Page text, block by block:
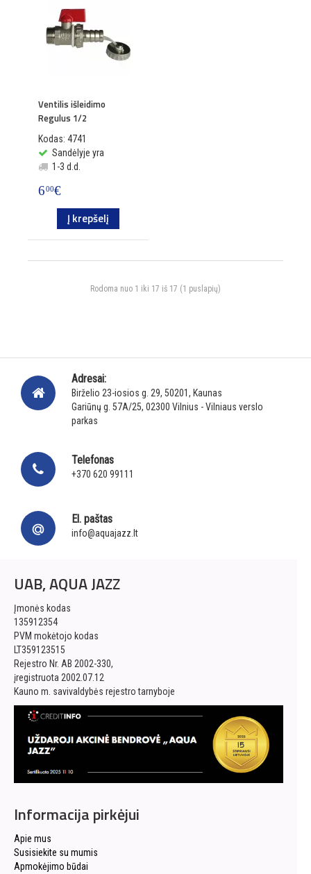
Ventilis išleidimo
Regulus 1/2
Kodas: 4741
Sandėlyje yra
1-3 d.d.
600€
Į krepšelį
Rodoma nuo 1 iki 17 iš 17 (1 puslapių)
Adresai:
Birželio 23-iosios g. 29, 50201, Kaunas
Gariūnų g. 57A/25, 02300 Vilnius - Vilniaus verslo
parkas
Telefonas
+370 620 99111
El. paštas
info@aquajazz.lt
UAB, AQUA JAZZ
Įmonės kodas
135912354
PVM mokėtojo kodas
LT359123515
Rejestro Nr. AB 2002-330,
įregistruota 2002.07.12
Kauno m. savivaldybės rejestro tarnyboje
Informacija pirkėjui
Apie mus
Susisiekite su mumis
Apmokėjimo būdai